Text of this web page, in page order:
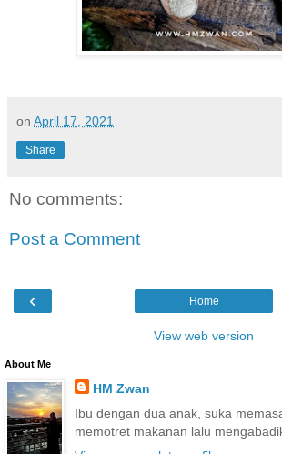
on April 17, 2021
Share
No comments:
Post a Comment
‹ Home
View web version
About Me
HM Zwan
Ibu dengan dua anak, suka
memotret makanan lalu